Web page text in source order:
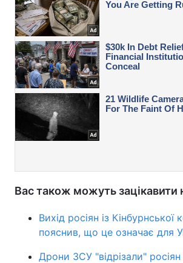
Вас також можуть зацікавити
Вихід росіян із Кінбурнської
пояснив, що це означає для
Дрони ЗСУ "відрізали" росіян